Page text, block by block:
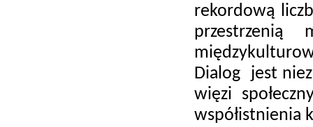
rekordową
Dialog jest
więzi
współistnienia